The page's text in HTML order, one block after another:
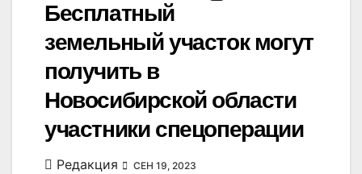
Бесплатный
земельный участок могут
получить в
Новосибирской области
участники спецоперации
Редакция СЕН 19, 2023